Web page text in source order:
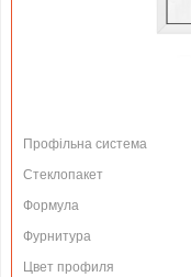
Профільна система
Стеклопакет
Формула
Фурнитура
Цвет профиля